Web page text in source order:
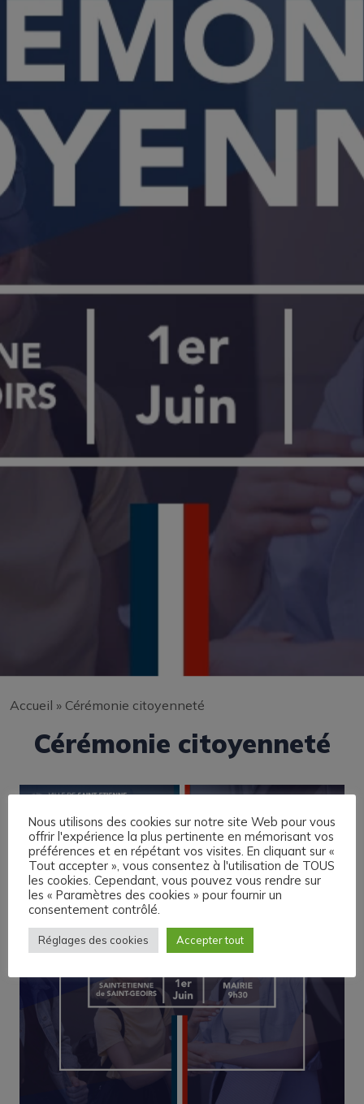
Accueil » Cérémonie citoyenneté
Cérémonie citoyenneté
Nous utilisons des cookies sur notre site Web pour vous
offrir l'expérience la plus pertinente en mémorisant vos
préférences et en répétant vos visites. En cliquant sur «
Tout accepter », vous consentez à l'utilisation de TOUS
les cookies. Cependant, vous pouvez vous rendre sur
les « Paramètres des cookies » pour fournir un
consentement contrôlé.
Réglages des cookies Accepter tout